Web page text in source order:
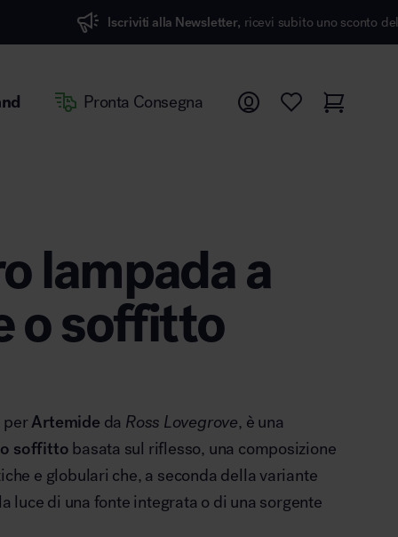
alla Newsletter, ricevi subito uno sconto del 7%
Pronta Consegna
lampada a
o soffitto
perArtemide da Ross Lovegrove, è una
o soffitto basata sul riflesso, una composizione
e globulari che, a seconda della variante
luce di una fonte integrata o di una sorgente